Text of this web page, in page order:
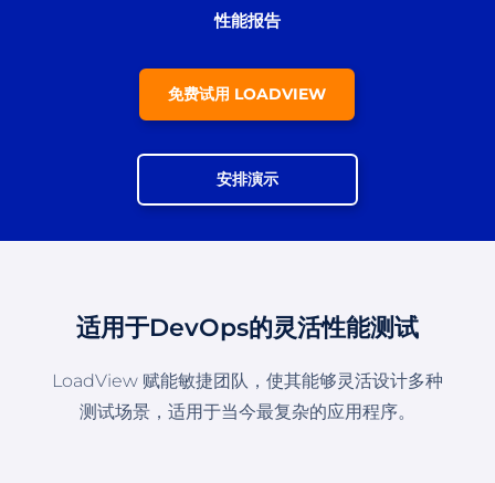
性能报告
免费试用 LOADVIEW
安排演示
适用于DevOps的灵活性能测试
LoadView 赋能敏捷团队，使其能够灵活设计多种
测试场景，适用于当今最复杂的应用程序。